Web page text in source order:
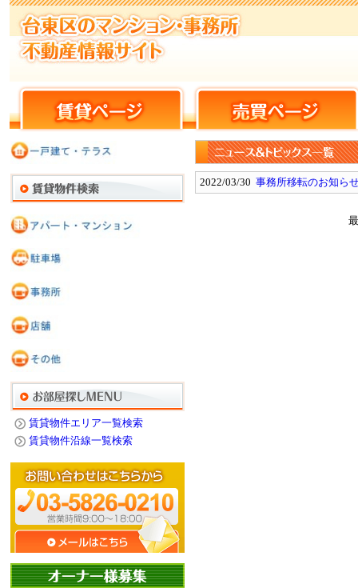
賃貸物件エリア一覧検索
賃貸物件沿線一覧検索
2022/03/30 事務所移転のお知ら